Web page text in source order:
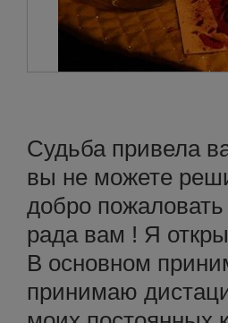
Судьба привела
вы не можете
добро
рада вам ! Я
В основном
принимаю